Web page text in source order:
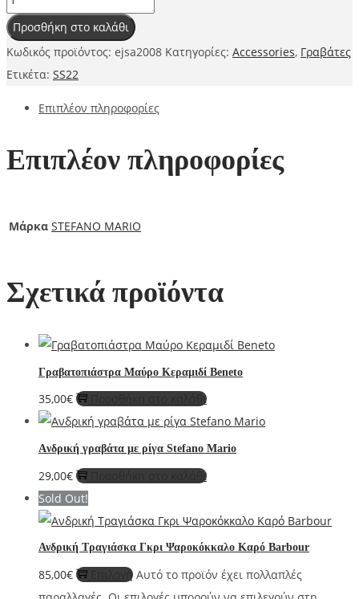
Προσθήκη στο καλάθι
Κωδικός προϊόντος: ejsa2008 Κατηγορίες: Accessories, Γραβάτες
Ετικέτα: SS22
Επιπλέον πληροφορίες
Επιπλέον πληροφορίες
Μάρκα STEFANO MARIO
Σχετικά προϊόντα
Γραβατοπιάστρα Μαύρο Κεραμιδί Beneto
35,00€ Προσθήκη στο καλάθι
Aνδρική γραβάτα με ρίγα Stefano Mario
29,00€
Προσθήκη στο καλάθι
Sold Out!
Ανδρική Τραγιάσκα Γκρι Ψαροκόκκαλο Καρό Barbour
85,00€ Επιλογή Αυτό το προϊόν έχει πολλαπλές